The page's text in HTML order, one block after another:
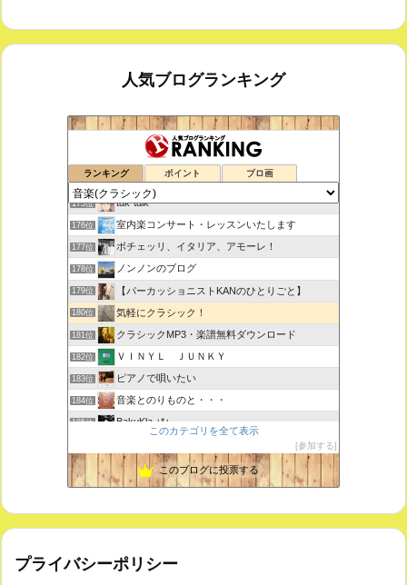
人気ブログランキング
ランキング ポイント ブロ画
鑑賞空間・忘れられない作品
174位 思えば遠くへ来たもんだ
175位 tak-talk
176位 室内楽コンサート・レッスンいたします
177位 ボチェッリ、イタリア、アモーレ！
178位 ノンノンのブログ
179位 【パーカッショニストKANのひとりごと】
180位 気軽にクラシック！
181位 クラシックMP3・楽譜無料ダウンロード
182位 ＶＩＮＹＬ ＪＵＮＫＹ
183位 ピアノで唄いたい
184位 音楽とのりものと・・・
185位 BakuKla +*+
187位 ときどき書きます♪
このカテゴリを全て表示
参加する
このブログに投票する
プライバシーポリシー